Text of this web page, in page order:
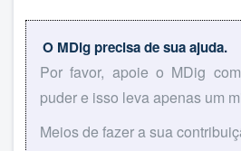
O MDig precisa de sua ajuda.
Por favor, apoie o MDig
puder e isso leva apenas um
Meios de fazer a sua